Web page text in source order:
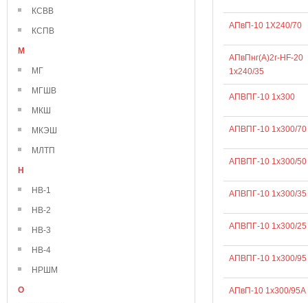
КСВВ
КСПВ
М
МГ
МГШВ
МКШ
МКЭШ
МЛТП
Н
НВ-1
НВ-2
НВ-3
НВ-4
НРШМ
О
АПвП-10 1Х240/70
АПвПнг(А)2г-HF-20
1х240/35
АПВПГ-10 1х300
АПВПГ-10 1х300/70
АПВПГ-10 1х300/50
АПВПГ-10 1х300/35
АПВПГ-10 1х300/25
АПВПГ-10 1х300/95
АПвП-10 1х300/95А